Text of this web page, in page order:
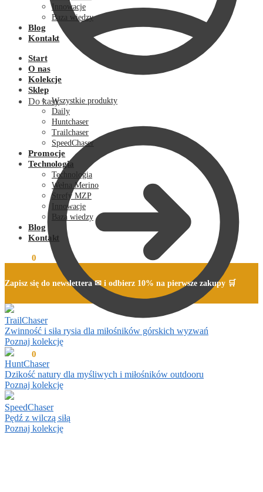
Do kasy
0,00 0
Innowacje
Baza wiedzy
Blog
Kontakt
Start
O nas
Kolekcje
Sklep
Wszystkie produkty
Daily
Huntchaser
Trailchaser
SpeedChaser
Promocje
Technologia
Technologia
Wełna Merino
Strefy MZP
Innowacje
Baza wiedzy
Blog
Kontakt
0
Zapisz się do newslettera ✉ i odbierz 10% na pierwsze zakupy 🛒
TrailChaser
Zwinność i siła rysia dla miłośników górskich wyzwań
Poznaj kolekcję
HuntChaser
Dzikość natury dla myśliwych i miłośników outdooru
Poznaj kolekcję
SpeedChaser
Pędź z wilczą siłą
Poznaj kolekcję